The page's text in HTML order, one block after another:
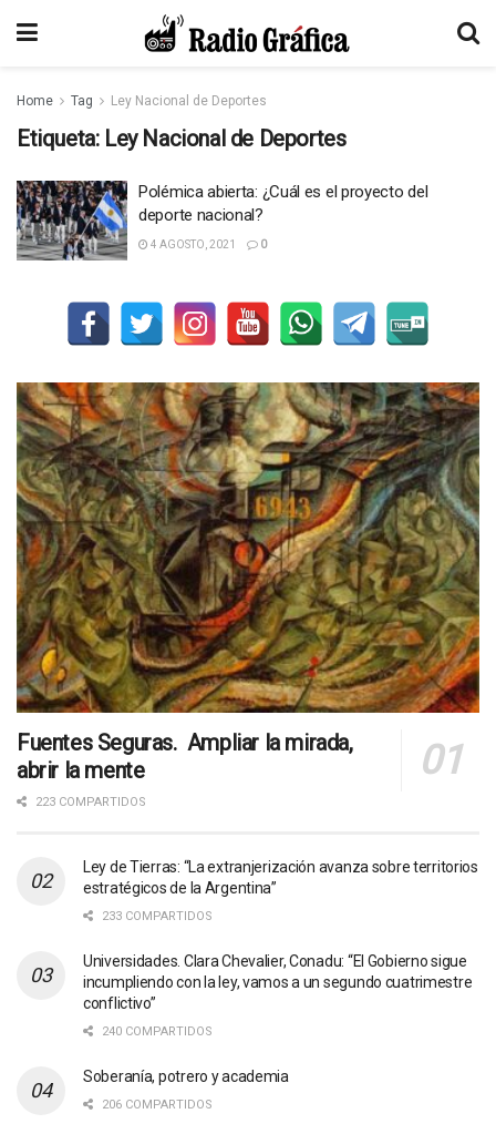
Home Tag Ley Nacional de Deportes
Etiqueta: Ley Nacional de Deportes
Polémica abierta: ¿Cuál es el proyecto del
deporte nacional?
4 AGOSTO, 2021 0
Fuentes Seguras. Ampliar la mirada,
abrir la mente
223 COMPARTIDOS
Ley de Tierras: “La extranjerización avanza sobre territorios
estratégicos de la Argentina”
233 COMPARTIDOS
Universidades. Clara Chevalier, Conadu: “El Gobierno sigue
incumpliendo con la ley, vamos a un segundo cuatrimestre
conflictivo”
240 COMPARTIDOS
Soberanía, potrero y academia
206 COMPARTIDOS